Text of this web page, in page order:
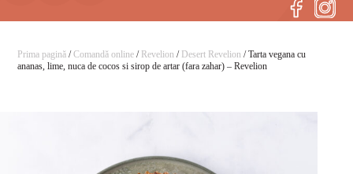
Prima pagină /Comandă online / Revelion / Desert Revelion / Tarta vegana cu
ananas, lime, nuca de cocos si sirop de artar (fara zahar) – Revelion